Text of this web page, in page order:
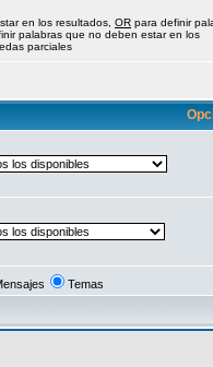
en los resultados, OR para definir
palabras que no deben estar en los
parciales
Temas